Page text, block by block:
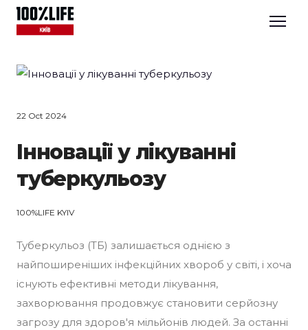
22 Oct 2024
Інновації у лікуванні
туберкульозу
100%LIFE KYIV
Туберкульоз (ТБ) залишається однією з
найпоширеніших інфекційних хвороб у світі, і хоча
існують ефективні методи лікування,
захворювання продовжує становити серйозну
загрозу для здоров'я мільйонів людей. За останні